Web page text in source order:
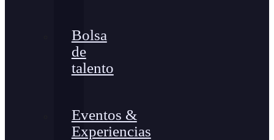
Bolsa
de
talento
Eventos &
Experiencias